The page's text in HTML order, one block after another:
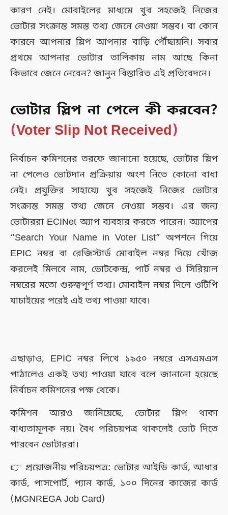
কারণ নেই। মোবাইলের মাধ্যমে খুব সহজেই নিজের
ভোটার সংক্রান্ত সমস্ত তথ্য জেনে নেওয়া সম্ভব। বা কোন
কারনে আপনার স্লিপ আপনার বাড়ি পৌঁছায়নি। সবার
প্রথমে আপনার ভোটার তালিকায় নাম আছে কিনা
কিভাবে জেনে নেবেন? জানুন বিস্তারিত এই প্রতিবেদনে।
ভোটার স্লিপ না পেলে কী করবেন?
(Voter Slip Not Received)
নির্বাচন কমিশনের তরফে জানানো হয়েছে, ভোটার স্লিপ
না পেলেও ভোটদান প্রক্রিয়ায় অংশ নিতে কোনো বাধা
নেই। প্রযুক্তির সাহায্যে খুব সহজেই নিজের ভোটার
সংক্রান্ত সমস্ত তথ্য জেনে নেওয়া সম্ভব। এর জন্য
ভোটাররা ECINet অ্যাপ ব্যবহার করতে পারেন। অ্যাপের
“Search Your Name in Voter List” অপশনে গিয়ে
EPIC নম্বর বা রেজিস্টার্ড মোবাইল নম্বর দিয়ে খোঁজ
করলেই মিলবে নাম, ভোটকেন্দ্র, পার্ট নম্বর ও সিরিয়াল
নম্বরের মতো গুরুত্বপূর্ণ তথ্য। মোবাইল নম্বর দিলে ওটিপি
যাচাইয়ের পরেই এই তথ্য পাওয়া যাবে।
এছাড়াও, EPIC নম্বর লিখে ১৯৫০ নম্বরে এসএমএস
পাঠালেও একই তথ্য পাওয়া যাবে বলে জানানো হয়েছে
নির্বাচন কমিশনের পক্ষ থেকে।
কমিশন আরও জানিয়েছে, ভোটার স্লিপ থাকা
বাধ্যতামূলক নয়। বৈধ পরিচয়পত্র থাকলেই ভোট দিতে
পারবেন ভোটাররা।
👉 প্রয়োজনীয় পরিচয়পত্র: ভোটার আইডি কার্ড, আধার
কার্ড, পাসপোর্ট, প্যান কার্ড, ১০০ দিনের কাজের কার্ড
(MGNREGA Job Card)